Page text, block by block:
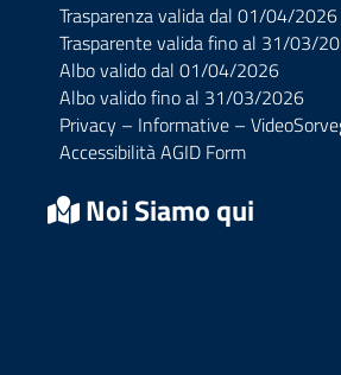
Trasparenza valida dal 01/04/2026
Trasparente valida fino al 31/03/
Albo valido dal 01/04/2026
Albo valido fino al 31/03/2026
Privacy – Informative –
Accessibilità AGID Form
Noi Siamo qui